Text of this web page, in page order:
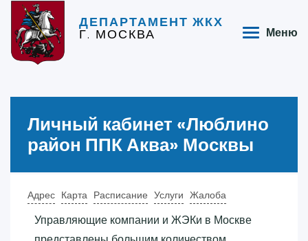
ДЕПАРТАМЕНТ ЖКХ
Г. МОСКВА Меню
Личный кабинет «‎Люблино
район ППК Аква»‎ Москвы
Адрес Карта Расписание Услуги Жалоба
Управляющие компании и ЖЭКи в Москве